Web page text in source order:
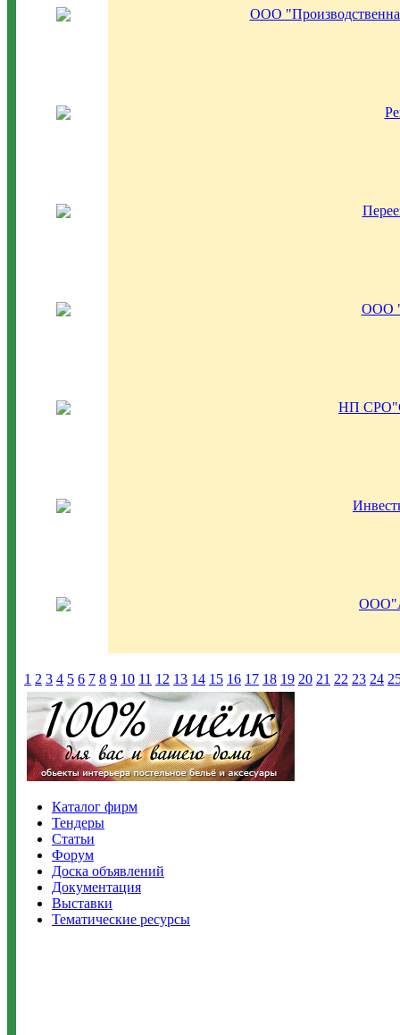
ООО
ООО
НП
1 2 3 4 5 6 7 8 9 10 11 12 13 14 15 16 17 18 19 20 21 22 23 24
Каталог фирм
Тендеры
Статьи
Форум
Доска объявлений
Документация
Выставки
Тематические ресурсы